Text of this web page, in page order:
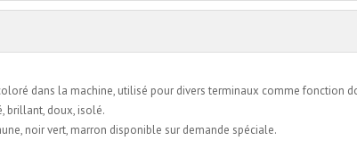
dans la machine, utilisé pour divers terminaux comme fonction
brillant, doux, isolé.
noir vert, marron disponible sur demande spéciale.